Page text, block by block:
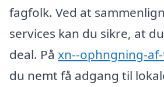
fagfolk. Ved at
services kan du sikre, at
deal. På xn--ophngning-
du nemt få adgang til